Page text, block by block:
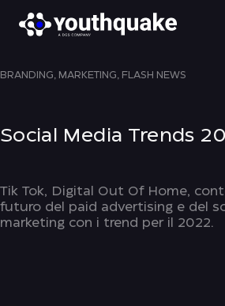
BRANDING, MARKETING, FLASH NEWS
Social Media Trends
Tik Tok, Digital Out Of Home,
futuro del paid advertising e del
marketing con i trend per il 2022.